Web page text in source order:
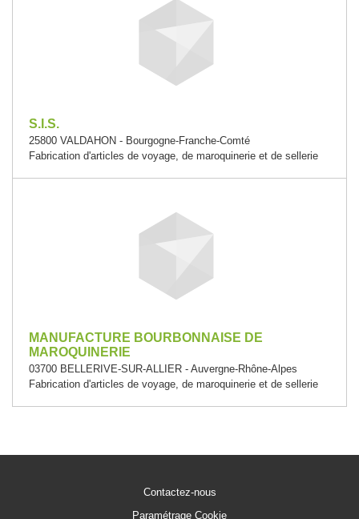
S.I.S.
25800 VALDAHON - Bourgogne-Franche-Comté
Fabrication d'articles de voyage, de maroquinerie et de sellerie
MANUFACTURE BOURBONNAISE DE
MAROQUINERIE
03700 BELLERIVE-SUR-ALLIER - Auvergne-Rhône-Alpes
Fabrication d'articles de voyage, de maroquinerie et de sellerie
Contactez-nous
Paramétrage Cookie